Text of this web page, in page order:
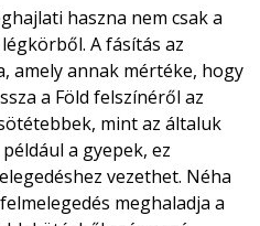
haszna nem csak a
A fásítás az
amely annak mértéke, hogy
a Föld felszínéről az
mint az általuk
a gyepek, ez
vezethet. Néha
meghaladja a